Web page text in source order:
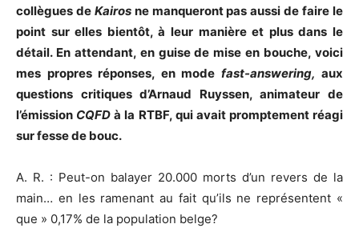
collègues de Kairosne manqueront pas aussi de faire le
point sur elles bientôt, à leur manière et plus dans le
détail. En attendant, en guise de mise en bouche, voici
mes propres réponses, en mode fast-answering, aux
questions critiques d’Arnaud Ruyssen, animateur de
l’émission CQFD à la RTBF, qui avait promptement réagi
sur fesse de bouc.
A. R. : Peut-on balayer 20.000 morts d’un revers de la
main… en les ramenant au fait qu’ils ne représentent «
que » 0,17% de la population belge?